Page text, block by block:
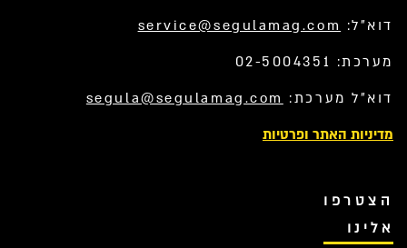
דוא”ל: service@segulamag.com
מערכת: 02-5004351
דוא”ל מערכת: segula@segulamag.com
מדיניות האתר ופרטיות
הצטרפו
אלינו